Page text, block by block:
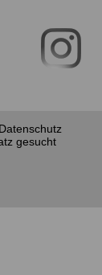
Datenschutz
gesucht